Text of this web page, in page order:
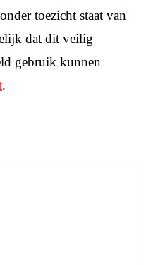
toezicht staat van
dat dit veilig
gebruik kunnen
.